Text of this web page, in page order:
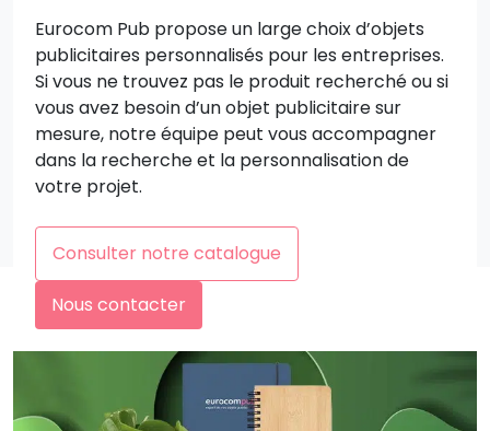
Eurocom Pub propose un large choix d’objets
publicitaires personnalisés pour les entreprises.
Si vous ne trouvez pas le produit recherché ou si
vous avez besoin d’un objet publicitaire sur
mesure, notre équipe peut vous accompagner
dans la recherche et la personnalisation de
votre projet.
Consulter notre catalogue
Nous contacter